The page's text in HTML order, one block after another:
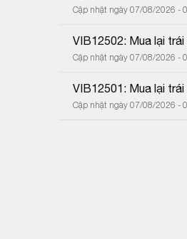
Cập nhật ngày 07/08/2026 -
VIB12502: Mua lại
Cập nhật ngày 07/08/2026 -
VIB12501: Mua lại
Cập nhật ngày 07/08/2026 -